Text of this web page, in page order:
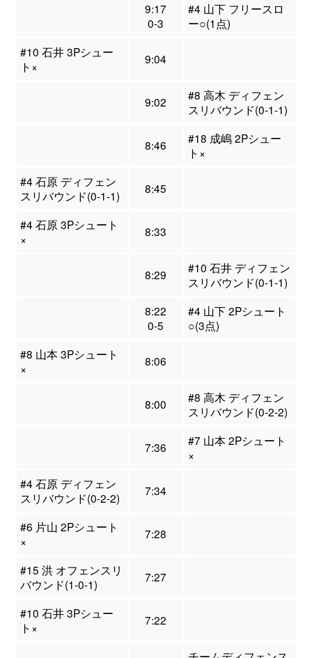
9:17
0-3
#4 山下 フリースロ
ー○(1点)
#10 石井 3Pシュー
ト×
9:04
9:02
#8 高木 ディフェン
スリバウンド(0-1-1)
8:46
#18 成嶋 2Pシュー
ト×
#4 石原 ディフェン
スリバウンド(0-1-1)
8:45
#4 石原 3Pシュート
×
8:33
8:29
#10 石井 ディフェン
スリバウンド(0-1-1)
8:22
0-5
#4 山下 2Pシュート
○(3点)
#8 山本 3Pシュート
×
8:06
8:00
#8 高木 ディフェン
スリバウンド(0-2-2)
7:36
#7 山本 2Pシュート
×
#4 石原 ディフェン
スリバウンド(0-2-2)
7:34
#6 片山 2Pシュート
×
7:28
#15 洪 オフェンスリ
バウンド(1-0-1)
7:27
#10 石井 3Pシュー
ト×
7:22